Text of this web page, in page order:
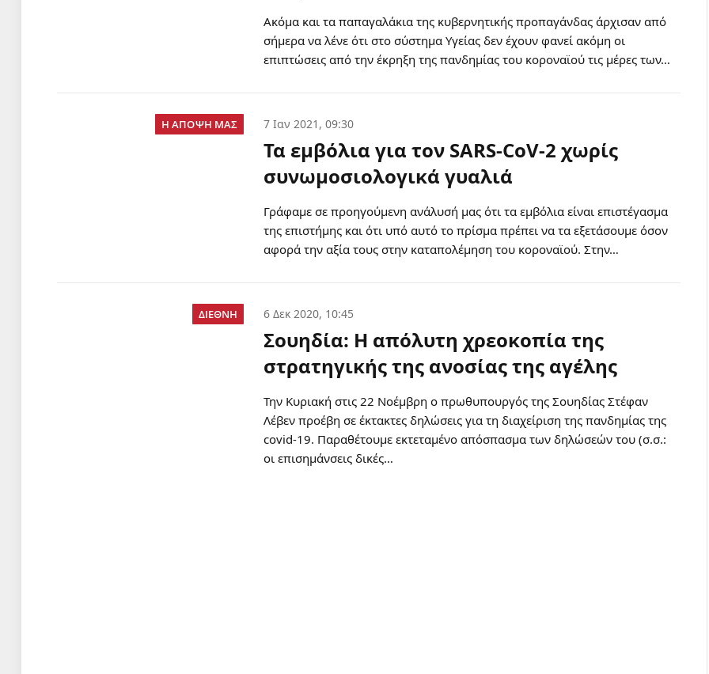
Ακόμα και τα παπαγαλάκια της κυβερνητικής προπαγάνδας άρχισαν από
σήμερα να λένε ότι στο σύστημα Υγείας δεν έχουν φανεί ακόμη οι
επιπτώσεις από την έκρηξη της πανδημίας του κοροναϊού τις μέρες των…
Η ΑΠΟΨΗ ΜΑΣ 7 Ιαν 2021, 09:30
Τα εμβόλια για τον SARS-CoV-2 χωρίς
συνωμοσιολογικά γυαλιά
Γράφαμε σε προηγούμενη ανάλυσή μας ότι τα εμβόλια είναι επιστέγασμα
της επιστήμης και ότι υπό αυτό το πρίσμα πρέπει να τα εξετάσουμε όσον
αφορά την αξία τους στην καταπολέμηση του κοροναϊού. Στην…
ΔΙΕΘΝΗ 6 Δεκ 2020, 10:45
Σουηδία: Η απόλυτη χρεοκοπία της
στρατηγικής της ανοσίας της αγέλης
Την Κυριακή στις 22 Νοέμβρη ο πρωθυπουργός της Σουηδίας Στέφαν
Λέβεν προέβη σε έκτακτες δηλώσεις για τη διαχείριση της πανδημίας της
covid-19. Παραθέτουμε εκτεταμένο απόσπασμα των δηλώσεών του (σ.σ.:
οι επισημάνσεις δικές…